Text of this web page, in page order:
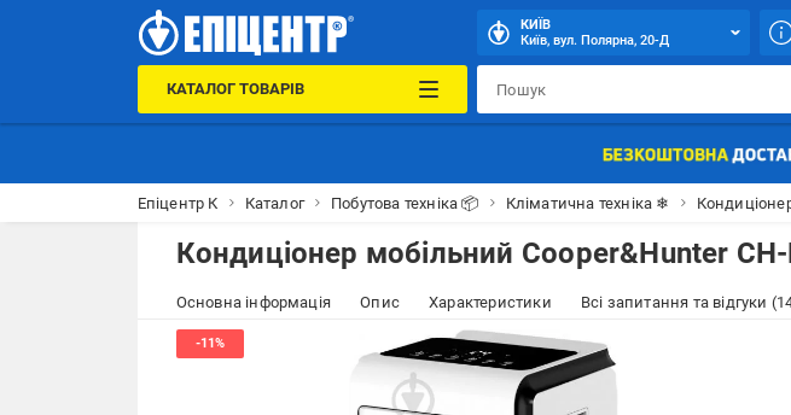
КИЇВ
Київ, вул. Полярна, 20-Д
КАТАЛОГ ТОВАРІВ
Епіцентр К Каталог Побутова техніка 📦 Кліматична техніка ❄
Кондиціонер мобільний Cooper&Hunter
Основна інформація Опис Характеристики Всі запитання та відгуки